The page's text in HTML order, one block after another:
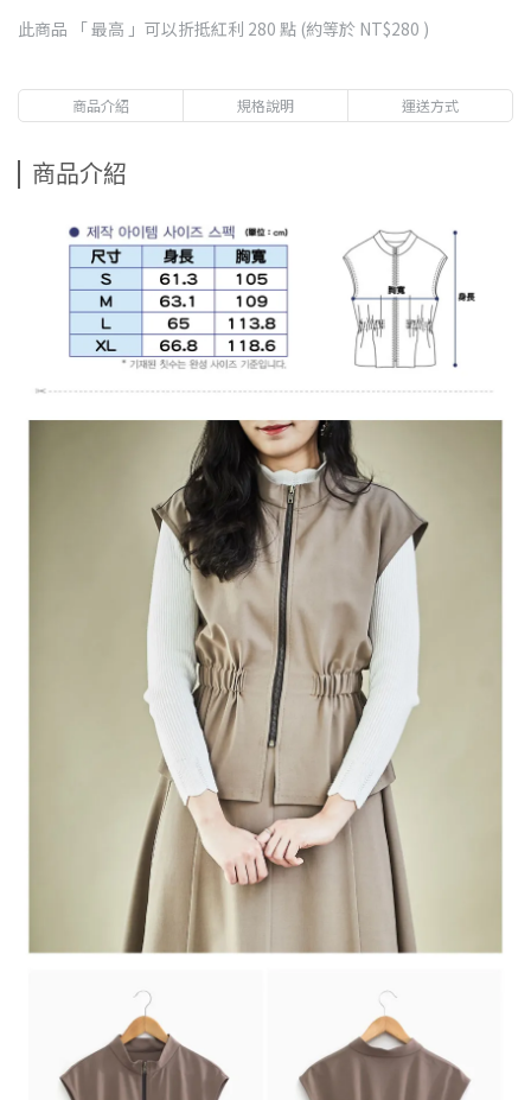
此商品 「 最高 」可以折抵紅利 280 點 (約等於 NT$280 )
商品介紹 規格說明 運送方式
商品介紹